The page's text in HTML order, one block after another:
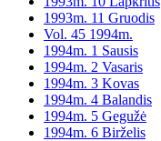
1993m. 11 Gruodis
Vol. 45 1994m.
1994m. 1 Sausis
1994m. 2 Vasaris
1994m. 3 Kovas
1994m. 4 Balandis
1994m. 5 Gegužė
1994m. 6 Birželis